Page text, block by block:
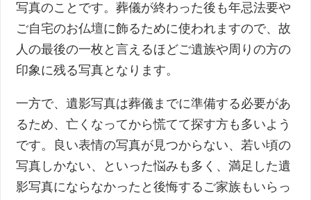
写真のことです。葬儀が終わった後も年忌法要や
ご自宅のお仏壇に飾るために使われますので、故
人の最後の一枚と言えるほどご遺族や周りの方の
印象に残る写真となります。
一方で、遺影写真は葬儀までに準備する必要があ
るため、亡くなってから慌てて探す方も多いよう
です。良い表情の写真が見つからない、若い頃の
写真しかない、といった悩みも多く、満足した遺
影写真にならなかったと後悔するご家族もいらっ